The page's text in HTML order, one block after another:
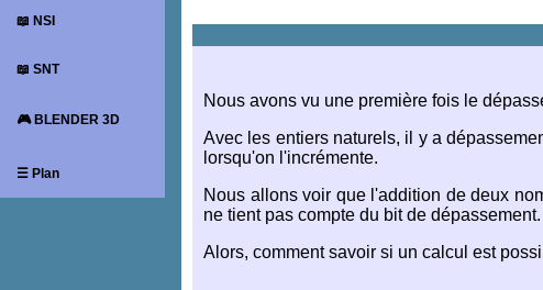
📖 NSI
📖 SNT
🎮 BLENDER 3D
☰ Plan
Nous avons vu une première fois le
Avec les entiers naturels, il y a
lorsqu'on l'incrémente.
Nous allons voir que l'addition de deux
ne tient pas compte du bit de dépassement.
Alors, comment savoir si un calcul est